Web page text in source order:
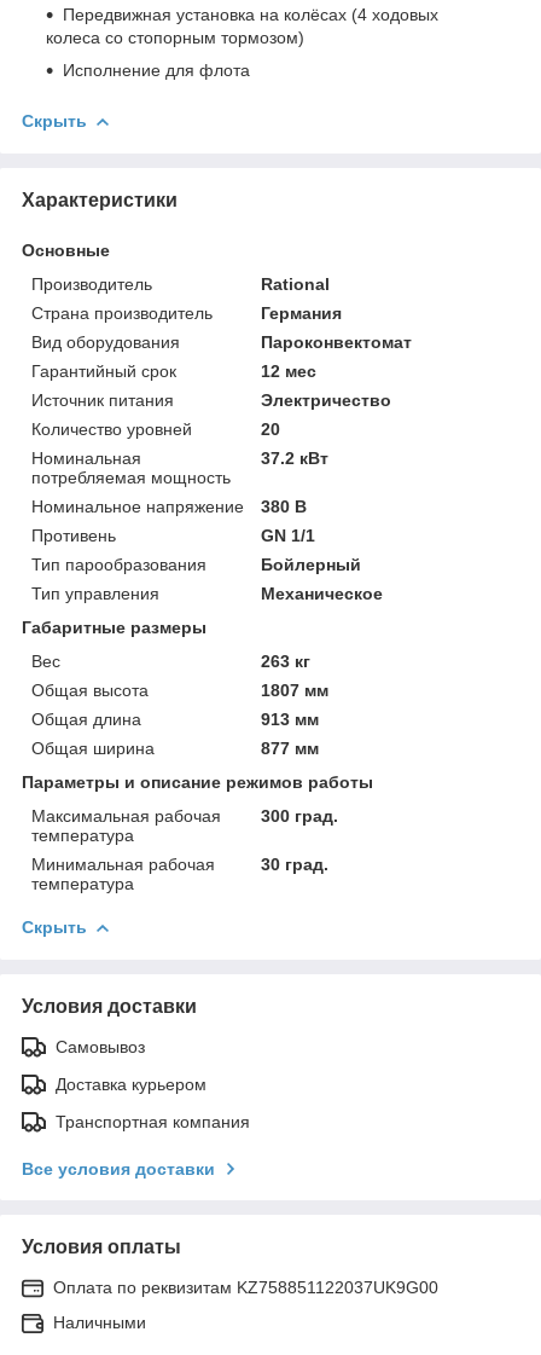
Передвижная установка на колёсах (4 ходовых
колеса со стопорным тормозом)
Исполнение для флота
Скрыть
Характеристики
Основные
Производитель
Rational
Страна производитель
Германия
Вид оборудования
Пароконвектомат
Гарантийный срок
12 мес
Источник питания
Электричество
Количество уровней
20
Номинальная
потребляемая мощность
37.2 кВт
Номинальное напряжение
380 В
Противень
GN 1/1
Тип парообразования
Бойлерный
Тип управления
Механическое
Габаритные размеры
Вес
263 кг
Общая высота
1807 мм
Общая длина
913 мм
Общая ширина
877 мм
Параметры и описание режимов работы
Максимальная рабочая
температура
300 град.
Минимальная рабочая
температура
30 град.
Скрыть
Условия доставки
Самовывоз
Доставка курьером
Транспортная компания
Все условия доставки
Условия оплаты
Оплата по реквизитам KZ758851122037UK9G00
Наличными